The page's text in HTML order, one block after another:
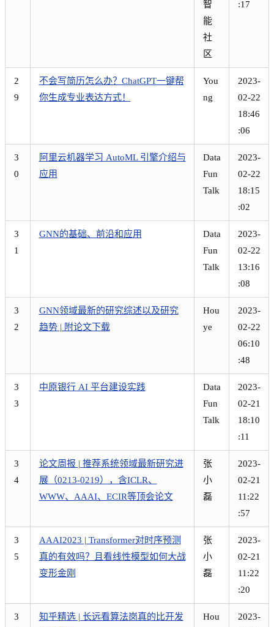
智
能
社
区
:17
2
9
不会写简历怎么办？ChatGPT一键帮
你生成专业表达方式！
You
ng
2023-
02-22
18:46
:06
3
0
阿里云机器学习 AutoML 引擎介绍与
应用
Data
Fun
Talk
2023-
02-22
18:15
:02
3
1
GNN的基础、前沿和应用
Data
Fun
Talk
2023-
02-22
13:16
:08
3
2
GNN领域最新的研究综述以及研究
趋势 | 附论文下载
Hou
ye
2023-
02-22
06:10
:48
3
3
中原银行 AI 平台建设实践
Data
Fun
Talk
2023-
02-21
18:10
:11
3
4
论文周报 | 推荐系统领域最新研究进
展（0213-0219），含ICLR、
WWW、AAAI、ECIR等顶会论文
张
小
磊
2023-
02-21
11:22
:57
3
5
AAAI2023 | Transformer对时序预测
真的有效吗？且看线性模型如何大战
变形金刚
张
小
磊
2023-
02-21
11:22
:20
3
知乎精选 | 长远看算法岗真的比开发
Hou
2023-